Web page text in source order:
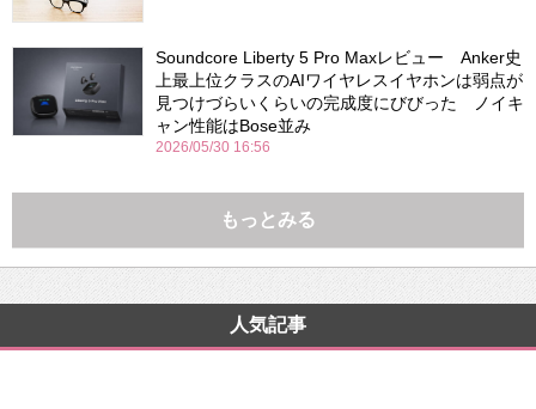
Soundcore Liberty 5 Pro Maxレビュー Anker史
上最上位クラスのAIワイヤレスイヤホンは弱点が
見つけづらいくらいの完成度にびびった ノイキ
ャン性能はBose並み
2026/05/30 16:56
もっとみる
人気記事